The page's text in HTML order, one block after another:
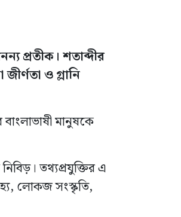
প্রতীক। শতাব্দীর
ও গ্লানি
মানুষকে
তথ্যপ্রযুক্তির এ
লোকজ সংস্কৃতি,